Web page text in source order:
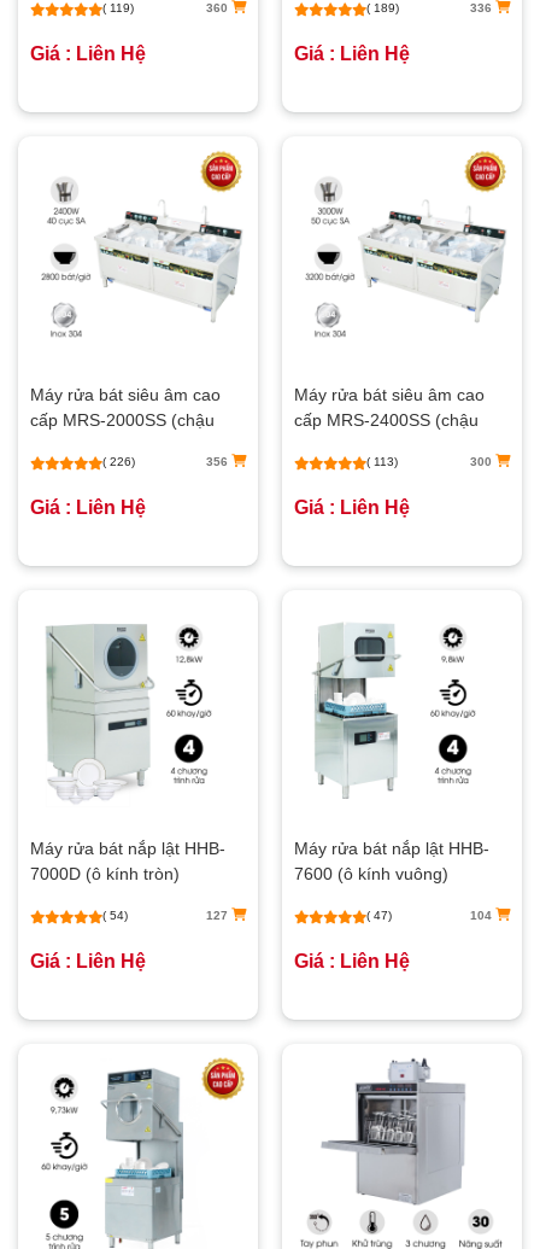
( 119) 360
Giá : Liên Hệ
( 189) 336
Giá : Liên Hệ
Máy rửa bát siêu âm cao
cấp MRS-2000SS (chậu
( 226) 356
Giá : Liên Hệ
Máy rửa bát siêu âm cao
cấp MRS-2400SS (chậu
( 113) 300
Giá : Liên Hệ
Máy rửa bát nắp lật HHB-
7000D (ô kính tròn)
( 54) 127
Giá : Liên Hệ
Máy rửa bát nắp lật HHB-
7600 (ô kính vuông)
( 47) 104
Giá : Liên Hệ